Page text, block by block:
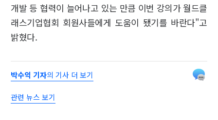
개발 등 협력이 늘어나고 있는 만큼 이번 강의가 월드클
래스기업협회 회원사들에게 도움이 됐기를 바란다"고
밝혔다.
박수익 기자의 기사 더 보기
관련 뉴스 보기